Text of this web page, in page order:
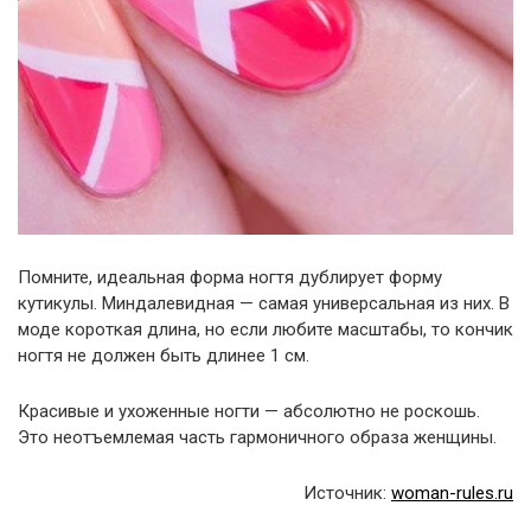
Помните, идеальная форма ногтя дублирует форму
кутикулы. Миндалевидная — самая универсальная из них. В
моде короткая длина, но если любите масштабы, то кончик
ногтя не должен быть длинее 1 см.
Красивые и ухоженные ногти — абсолютно не роскошь.
Это неотъемлемая часть гармоничного образа женщины.
Источник: woman-rules.ru